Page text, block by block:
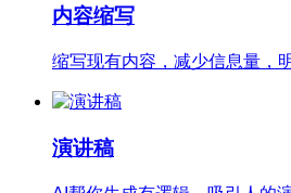
内容缩写
缩写现有内容，减少信息量，
演讲稿